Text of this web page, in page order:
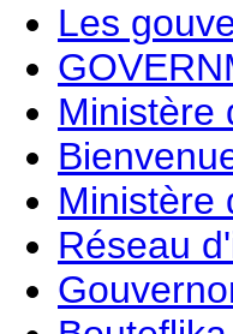
Les
Ministère
Ministère
Réseau